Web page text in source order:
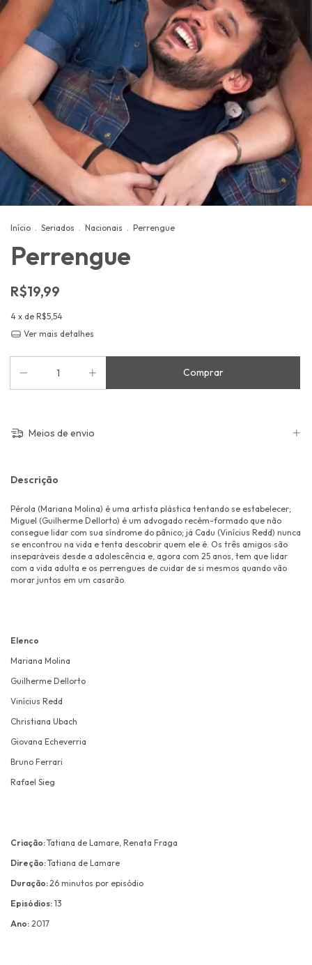
Início . Seriados . Nacionais . Perrengue
Perrengue
R$19,99
4 x de R$5,54
Ver mais detalhes
Meios de envio
Descrição
Pérola (Mariana Molina) é uma artista plástica tentando se estabelecer;
Miguel (Guilherme Dellorto) é um advogado recém-formado que não
consegue lidar com sua síndrome do pânico; já Cadu (Vinícius Redd) nunca
se encontrou na vida e tenta descobrir quem ele é. Os três amigos são
inseparáveis desde a adolescência e, agora com 25 anos, tem que lidar
com a vida adulta e os perrengues de cuidar de si mesmos quando vão
morar juntos em um casarão.
Elenco
Mariana Molina
Guilherme Dellorto
Vinícius Redd
Christiana Ubach
Giovana Echeverria
Bruno Ferrari
Rafael Sieg
Criação:Tatiana de Lamare, Renata Fraga
Direção:Tatiana de Lamare
Duração:26 minutos por episódio
Episódios: 13
Ano: 2017